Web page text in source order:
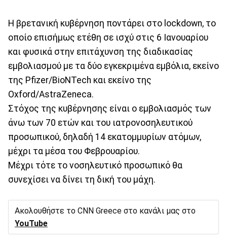
Η βρετανική κυβέρνηση ποντάρει στο lockdown, το
οποίο επισήμως ετέθη σε ισχύ στις 6 Ιανουαρίου
και φυσικά στην επιτάχυνση της διαδικασίας
εμβολιασμού με τα δύο εγκεκριμένα εμβόλια, εκείνο
της Pfizer/BioNTech και εκείνο της
Oxford/AstraZeneca.
Στόχος της κυβέρνησης είναι ο εμβολιασμός των
άνω των 70 ετών και του ιατρονοσηλευτικού
προσωπικού, δηλαδή 14 εκατομμυρίων ατόμων,
μέχρι τα μέσα του Φεβρουαρίου.
Μέχρι τότε το νοσηλευτικό προσωπικό θα
συνεχίσει να δίνει τη δική του μάχη.
Ακολουθήστε το CNN Greece στο κανάλι μας στο
YouTube